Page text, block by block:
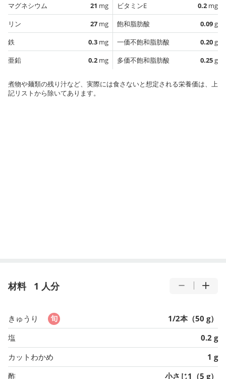
マグネシウム
21 mg
リン
27 mg
鉄
0.3 mg
亜鉛
0.2 mg
ビタミンE
0.2 mg
飽和脂肪酸
0.09g
一価不飽和脂肪酸
0.20g
多価不飽和脂肪酸
0.25g
煮物や麺類の残り汁など、実際には食さないと想定される栄養価は、上
記リストから除いてあります。
材料 1 人分
きゅうり
1/2本（50 g）
塩
0.2 g
カットわかめ
1 g
酢
小さじ1（5 g）